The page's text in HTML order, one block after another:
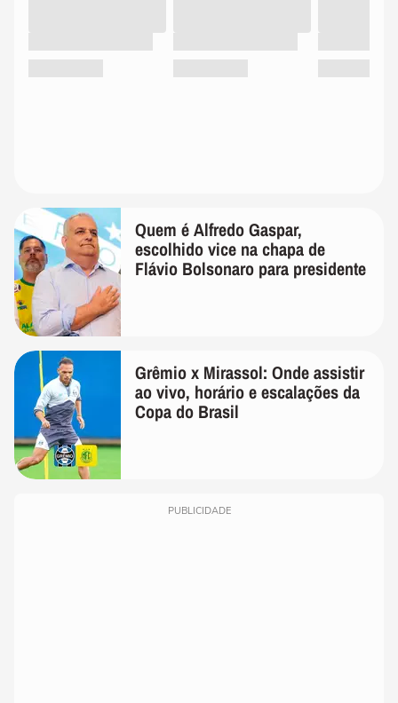
Quem é Alfredo Gaspar,
escolhido vice na chapa de
Flávio Bolsonaro para presidente
Grêmio x Mirassol: Onde assistir
ao vivo, horário e escalações da
Copa do Brasil
PUBLICIDADE